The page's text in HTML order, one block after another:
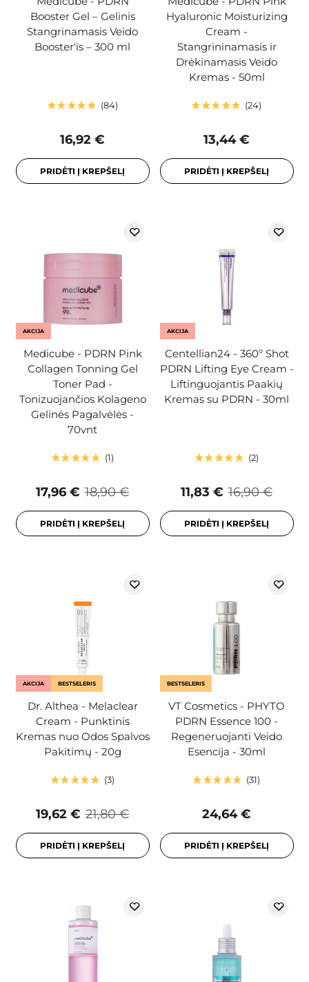
Booster Gel – Gelinis
Stangrinamasis Veido
Booster'is – 300 ml
84
16,92 €
PRIDĖTI Į KREPŠELĮ
Hyaluronic Moisturizing
Cream -
Stangrininamasis ir
Drėkinamasis Veido
Kremas - 50ml
24
13,44 €
PRIDĖTI Į KREPŠELĮ
AKCIJA
Medicube - PDRN Pink
Collagen Tonning Gel
Toner Pad -
Tonizuojančios Kolageno
Gelinės Pagalvėlės -
70vnt
1
18,90 €
17,96 €
PRIDĖTI Į KREPŠELĮ
AKCIJA
Centellian24 - 360º Shot
PDRN Lifting Eye Cream -
Liftinguojantis Paakių
Kremas su PDRN - 30ml
2
16,90 €
11,83 €
PRIDĖTI Į KREPŠELĮ
AKCIJA BESTSELERIS
Dr. Althea - Melaclear
Cream - Punktinis
Kremas nuo Odos Spalvos
Pakitimų - 20g
3
21,80 €
19,62 €
PRIDĖTI Į KREPŠELĮ
BESTSELERIS
VT Cosmetics - PHYTO
PDRN Essence 100 -
Regeneruojanti Veido
Esencija - 30ml
31
24,64 €
PRIDĖTI Į KREPŠELĮ